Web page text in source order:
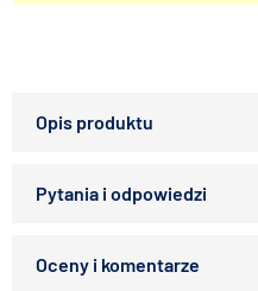
Średnica drutu
Powłoka siatki:
Zapytaj o produkt